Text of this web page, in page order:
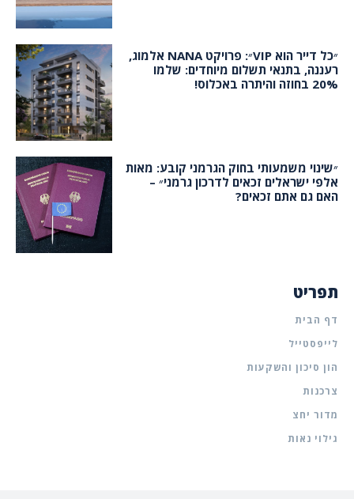
״כל דייר הוא VIP״: פרויקט NANA אלמוג,
רעננה, בתנאי תשלום מיוחדים: שלמו
20% בחוזה והיתרה באכלוס!
״שינוי משמעותי בחוק הגרמני קובע: מאות
אלפי ישראלים זכאים לדרכון גרמני״ –
האם גם אתם זכאים?
תפריט
דף הבית
לייפסטייל
הון סיכון והשקעות
צרכנות
מדור יחצ
גילוי נאות